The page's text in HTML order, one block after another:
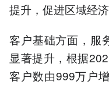
提升，促进区域经
客户基础方面，服
显著提升，根据
客户数由999万户